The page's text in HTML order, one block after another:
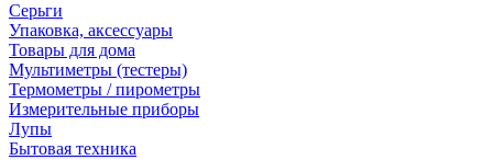
Серьги
Упаковка, аксессуары
Товары для дома
Мультиметры (тестеры)
Термометры / пирометры
Измерительные приборы
Лупы
Бытовая техника